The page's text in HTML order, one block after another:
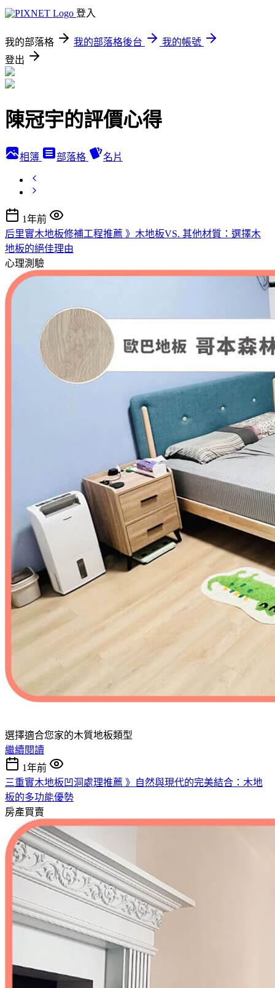
登入
我的部落格 我的部落格後台
我的帳號
登出
陳冠宇的評價心得
相簿 部落格 名片
1年前
后里實木地板修補工程推薦 》木地板VS. 其他材質：選擇木
地板的絕佳理由
心理測驗
選擇適合您家的木質地板類型
繼續閱讀
1年前
三重實木地板凹洞處理推薦 》自然與現代的完美結合：木地
板的多功能優勢
房產買賣